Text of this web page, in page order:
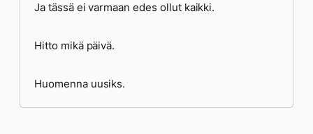
Ja tässä ei varmaan edes ollut kaikki.
Hitto mikä päivä.
Huomenna uusiks.